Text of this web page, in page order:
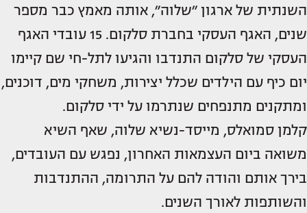
השנתית של ארגון ״שלוה״, אותה מאמץ כבר מספר
שנים, האגף העסקי בחברת סלקום. 15 עובדי האגף
העסקי של סלקום התנדבו והגיעו לתל-חי שם קיימו
יום כיף עם הילדים שכלל יצירות, משחקי מים, דוכנים,
ומתקנים מתנפחים שנתרמו על ידי סלקום.
קלמן סמואלס, מייסד-נשיא שלוה, שאף השיא
משואה ביום העצמאות האחרון, נפגש עם העובדים,
בירך אותם והודה להם על התרומה, ההתנדבות
והשותפות לאורך השנים.